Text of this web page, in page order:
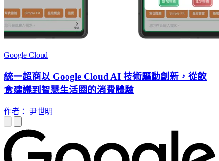
Google Cloud
統一超商以 Google Cloud AI 技術驅動創新，從飲
食建議到智慧生活圈的消費體驗
作者： 尹世明